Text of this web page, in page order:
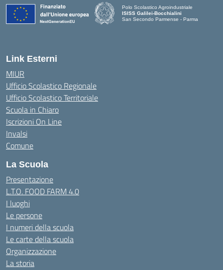
Polo Scolastico Agroindustriale
ISISS Galilei-Bocchialini
San Secondo Parmense - Parma
Link Esterni
MIUR
Ufficio Scolastico Regionale
Ufficio Scolastico Territoriale
Scuola in Chiaro
Iscrizioni On Line
Invalsi
Comune
La Scuola
Presentazione
L.T.O. FOOD FARM 4.0
I luoghi
Le persone
I numeri della scuola
Le carte della scuola
Organizzazione
La storia